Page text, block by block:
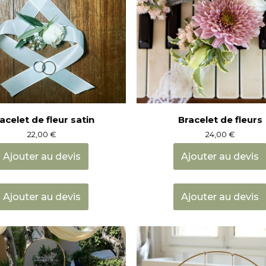
être
choisies
sur
la
page
du
produit
de fleur satin
22,00 €
Ajouter au devis
Ajouter au devis
Bracelet de fleurs
24,00 €
Ajouter au devis
Ajouter au devis